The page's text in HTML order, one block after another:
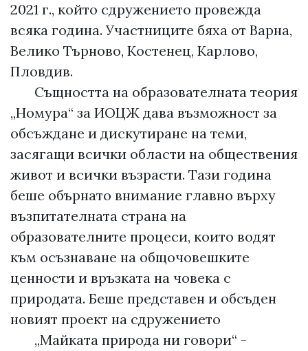
2021 г., който сдружението провежда
всяка година. Участниците бяха от Варна,
Велико Търново, Костенец, Карлово,
Пловдив.
Същността на образователната теория
„Номура“ за ИОЦЖ дава възможност за
обсъждане и дискутиране на теми,
засягащи всички области на обществения
живот и всички възрасти. Тази година
беше обърнато внимание главно върху
възпитателната страна на
образователните процеси, които водят
към осъзнаване на общочовешките
ценности и връзката на човека с
природата. Беше представен и обсъден
новият проект на сдружението
„Майката природа ни говори“ -